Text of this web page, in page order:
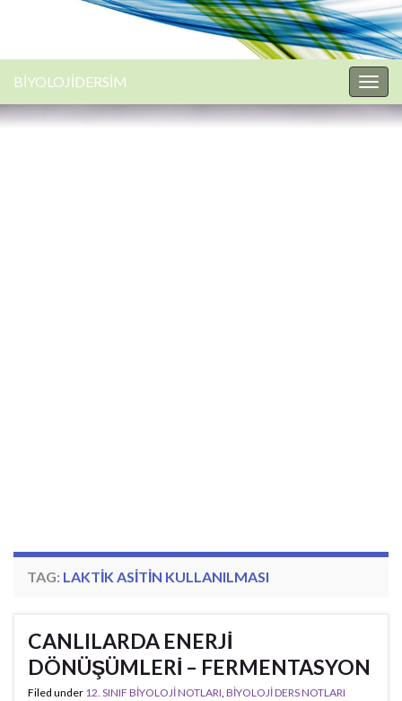
BİYOLOJİDERSİM
TAG: LAKTIK ASITIN KULLANILMASI
CANLILARDA ENERJİ
DÖNÜŞÜMLERİ – FERMENTASYON
Filed under 12. SINIF BİYOLOJİ NOTLARI, BİYOLOJİ DERS NOTLARI